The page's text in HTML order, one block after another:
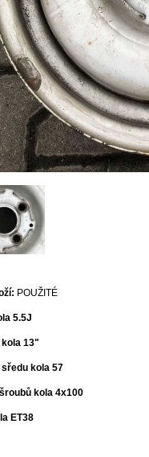
POUŽITÉ
5.5J
13"
kola 57
kola 4x100
ET38